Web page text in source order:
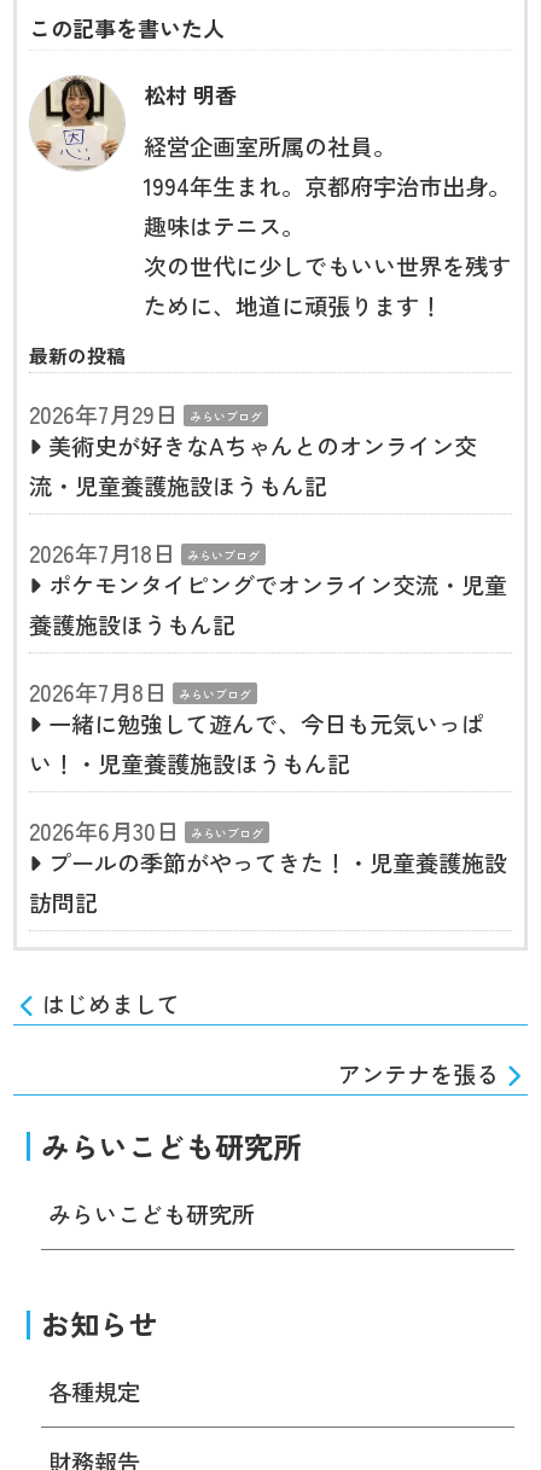
この記事を書いた人
松村 明香
経営企画室所属の社員。
1994年生まれ。京都府宇治市出身。
趣味はテニス。
次の世代に少しでもいい世界を残す
ために、地道に頑張ります！
最新の投稿
2026年7月29日 みらいブログ
美術史が好きなAちゃんとのオンライン交
流・児童養護施設ほうもん記
2026年7月18日
みらいブログ
ポケモンタイピングでオンライン交流・児童
養護施設ほうもん記
2026年7月8日
みらいブログ
一緒に勉強して遊んで、今日も元気いっぱ
い！・児童養護施設ほうもん記
2026年6月30日
みらいブログ
プールの季節がやってきた！・児童養護施設
訪問記
はじめまして
アンテナを張る
みらいこども研究所
みらいこども研究所
お知らせ
各種規定
財務報告